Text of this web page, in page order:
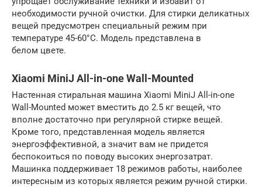
необходимости ручной очистки. Для стирки деликатных
вещей предусмотрен специальный режим при
температуре 45-60°C. Модель представлена в
белом цвете.
Xiaomi MiniJ All-in-one Wall-Mounted
Настенная стиральная машина Xiaomi MiniJ All-in-one
Wall-Mounted может вместить до 2.5 кг вещей, что
вполне достаточно при регулярной стирке вещей.
Кроме того, представленная модель является
энергоэффективной, а значит вам не придется
беспокоиться по поводу высоких энергозатрат.
Машинка поддерживает 18 режимов работы, наиболее
интересным из которых является режим ручной стирки.